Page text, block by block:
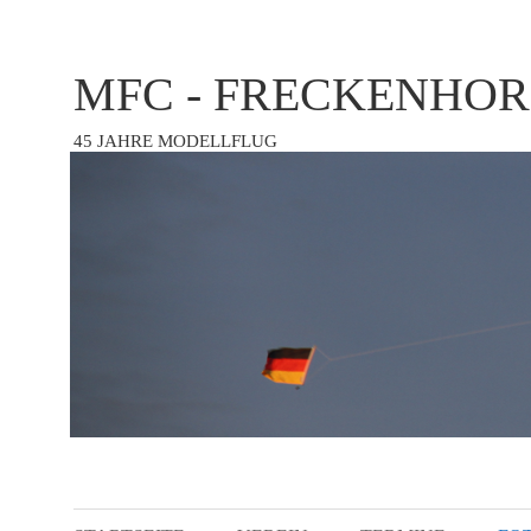
MFC -
45 JAHRE MODELLFLUG